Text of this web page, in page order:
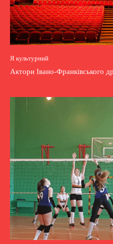
Я культурний
Актори Івано-Франківського